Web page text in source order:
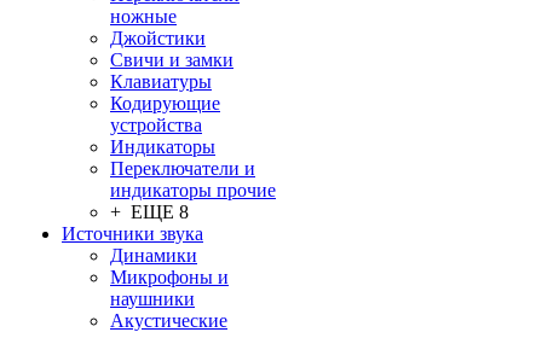
ножные
Джойстики
Свичи и замки
Клавиатуры
Кодирующие
устройства
Индикаторы
Переключатели и
индикаторы прочие
+ ЕЩЕ 8
Источники звука
Динамики
Микрофоны и
наушники
Акустические